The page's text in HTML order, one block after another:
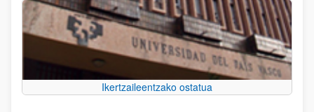
Ikertzaileentzako ostatua